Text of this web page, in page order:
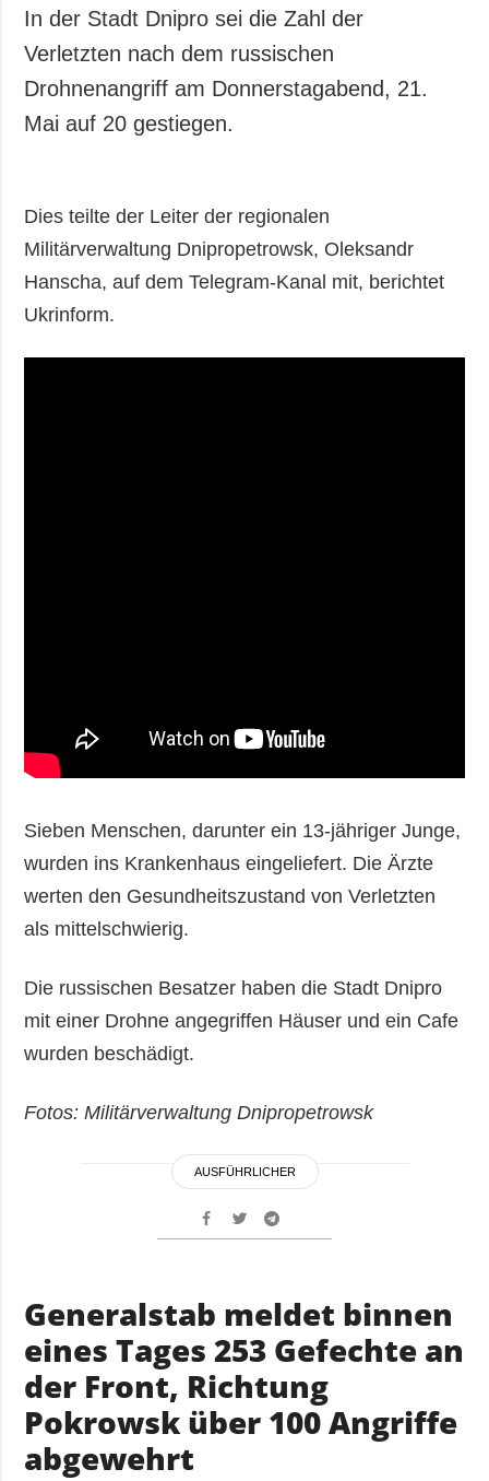
In der Stadt Dnipro sei die Zahl der
Verletzten nach dem russischen
Drohnenangriff am Donnerstagabend, 21.
Mai auf 20 gestiegen.
Dies teilte der Leiter der regionalen
Militärverwaltung Dnipropetrowsk, Oleksandr
Hanscha, auf dem Telegram-Kanal mit, berichtet
Ukrinform.
Sieben Menschen, darunter ein 13-jähriger Junge,
wurden ins Krankenhaus eingeliefert. Die Ärzte
werten den Gesundheitszustand von Verletzten
als mittelschwierig.
Die russischen Besatzer haben die Stadt Dnipro
mit einer Drohne angegriffen Häuser und ein Cafe
wurden beschädigt.
Fotos: Militärverwaltung Dnipropetrowsk
AUSFÜHRLICHER
Generalstab meldet binnen
eines Tages 253 Gefechte an
der Front, Richtung
Pokrowsk über 100 Angriffe
abgewehrt